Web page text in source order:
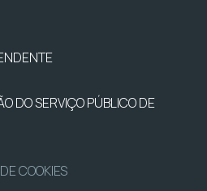
DO SERVIÇO PÚBLICO DE
COOKIES